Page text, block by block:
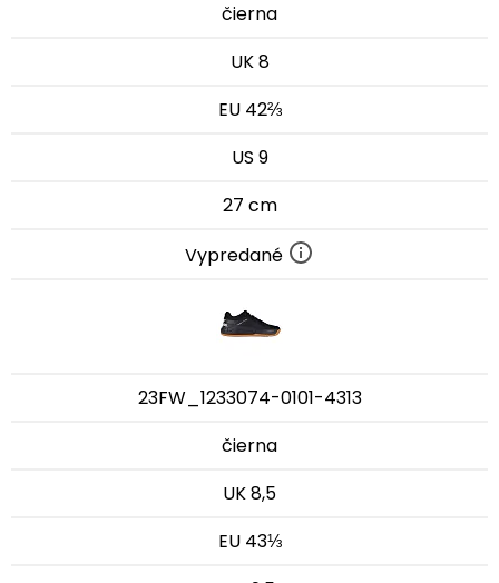
čierna
UK 8
EU 42⅔
US 9
27 cm
Vypredané
23FW_1233074-0101-4313
čierna
UK 8,5
EU 43⅓